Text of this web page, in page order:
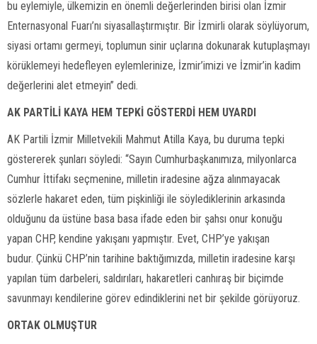
bu eylemiyle, ülkemizin en önemli değerlerinden birisi olan İzmir
Enternasyonal Fuarı’nı siyasallaştırmıştır. Bir İzmirli olarak söylüyorum,
siyasi ortamı germeyi, toplumun sinir uçlarına dokunarak kutuplaşmayı
körüklemeyi hedefleyen eylemlerinize, İzmir’imizi ve İzmir’in kadim
değerlerini alet etmeyin” dedi.
AK PARTİLİ KAYA HEM TEPKİ GÖSTERDİ HEM UYARDI
AK Partili İzmir Milletvekili Mahmut Atilla Kaya, bu duruma tepki
göstererek şunları söyledi: “Sayın Cumhurbaşkanımıza, milyonlarca
Cumhur İttifakı seçmenine, milletin iradesine ağza alınmayacak
sözlerle hakaret eden, tüm pişkinliği ile söylediklerinin arkasında
olduğunu da üstüne basa basa ifade eden bir şahsı onur konuğu
yapan CHP, kendine yakışanı yapmıştır. Evet, CHP’ye yakışan
budur. Çünkü CHP’nin tarihine baktığımızda, milletin iradesine karşı
yapılan tüm darbeleri, saldırıları, hakaretleri canhıraş bir biçimde
savunmayı kendilerine görev edindiklerini net bir şekilde görüyoruz.
ORTAK OLMUŞTUR